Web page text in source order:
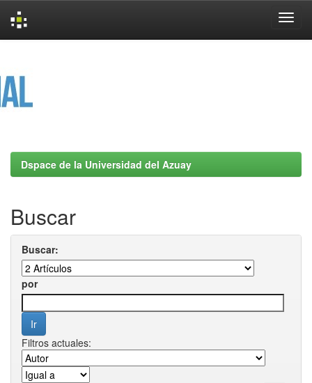
Dspace de la Universidad del Azuay
Buscar
Buscar:
por
Filtros actuales: